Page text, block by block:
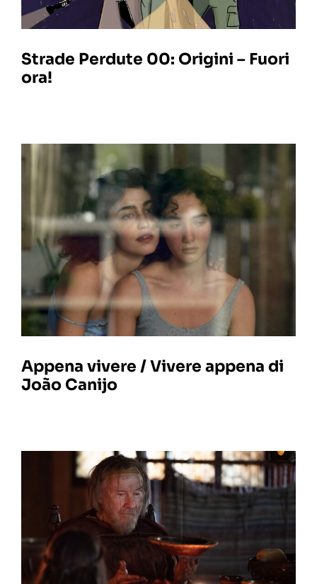
Strade Perdute 00: Origini – Fuori
ora!
Appena vivere / Vivere appena di
João Canijo